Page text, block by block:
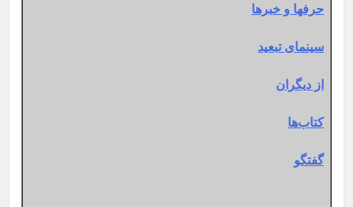
حرفها و خبرها
سینمای تبعید
از دیگران
کتاب‌ها
گفتگو